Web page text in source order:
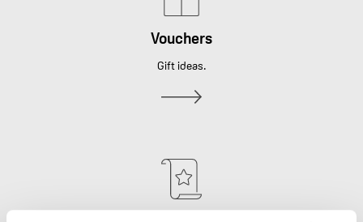
Vouchers
Gift ideas.